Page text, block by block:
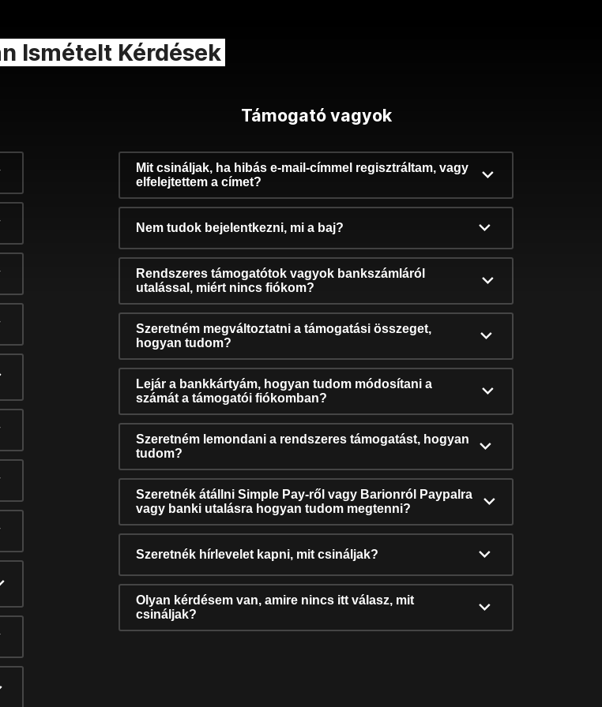
Ismételt Kérdések
Támogató vagyok
Mit csináljak, ha hibás e-mail-címmel regisztráltam, vagy
elfelejtettem a címet?
Nem tudok bejelentkezni, mi a baj?
Rendszeres támogatótok vagyok bankszámláról
utalással, miért nincs fiókom?
Szeretném megváltoztatni a támogatási összeget,
hogyan tudom?
Lejár a bankkártyám, hogyan tudom módosítani a
számát a támogatói fiókomban?
Szeretném lemondani a rendszeres támogatást, hogyan
tudom?
Szeretnék átállni Simple Pay-ről vagy Barionról Paypalra
vagy banki utalásra hogyan tudom megtenni?
Szeretnék hírlevelet kapni, mit csináljak?
Olyan kérdésem van, amire nincs itt válasz, mit
csináljak?